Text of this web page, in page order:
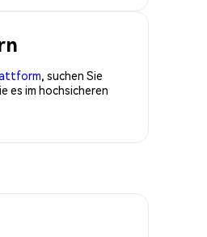
, suchen Sie
es im hochsicheren